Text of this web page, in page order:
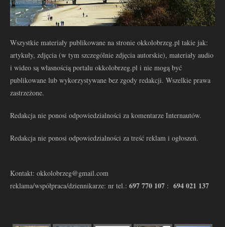
Wszystkie materiały publikowane na stronie okkolobrzeg.pl takie jak:
artykuły, zdjęcia (w tym szczególnie zdjęcia autorskie), materiały audio
i wideo są własnością portalu okkolobrzeg.pl i nie mogą być
publikowane lub wykorzystywane bez zgody redakcji. Wszelkie prawa
zastrzeżone.
Redakcja nie ponosi odpowiedzialności za komentarze Internautów.
Redakcja nie ponosi odpowiedzialności za treść reklam i ogłoszeń.
Kontakt: okkolobrzeg@gmail.com
reklama/współpraca/dziennikarze: nr tel.: 697 770 107 : 694 021 137